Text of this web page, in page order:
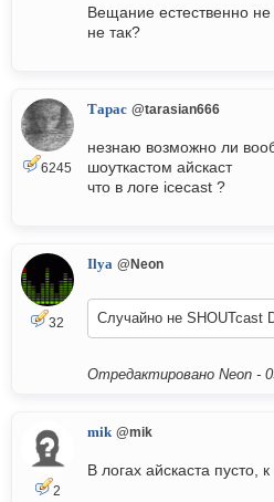
Вещание естественно
не так?
6245
Тарас @tarasian666
незнаю возможно ли
шоуткастом айскаст
что в логе icecast ?
32
Ilya @Neon
Случайно не SHOUTcast
Отредактировано Neon -
2
mik @mik
В логах айскаста пусто,